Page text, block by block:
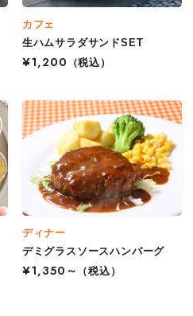
カフェ
生ハムサラダサンドSET
¥1,200
（税込）
ディナー
デミグラスソースハンバーグ
¥1,350～
（税込）